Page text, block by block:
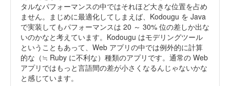
タルなパフォーマンスの中ではそれほど大きな位置を占め
ません。まじめに最適化してしまえば、Kodougu を Java
で実装してもパフォーマンスは 20 ～ 30% 位の差しか出な
いのかなと考えています。Kodougu はモデリングツール
ということもあって、Web アプリの中では例外的に計算
的な（≒ Ruby に不利な）種類のアプリです。通常の Web
アプリではもっと言語間の差が小さくなるんじゃないかな
と感じています。